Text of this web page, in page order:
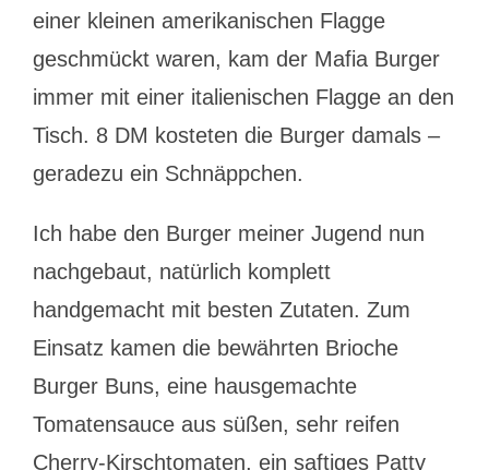
einer kleinen amerikanischen Flagge
geschmückt waren, kam der Mafia Burger
immer mit einer italienischen Flagge an den
Tisch. 8 DM kosteten die Burger damals –
geradezu ein Schnäppchen.
Ich habe den Burger meiner Jugend nun
nachgebaut, natürlich komplett
handgemacht mit besten Zutaten. Zum
Einsatz kamen die bewährten Brioche
Burger Buns, eine hausgemachte
Tomatensauce aus süßen, sehr reifen
Cherry-Kirschtomaten, ein saftiges Patty